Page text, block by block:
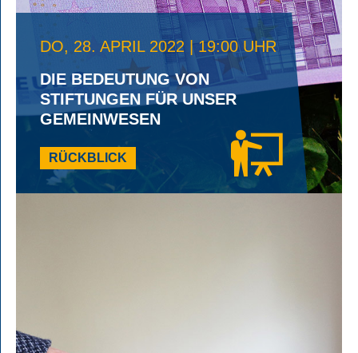
DO, 28. APRIL 2022 | 19:00 UHR
DIE BEDEUTUNG VON
STIFTUNGEN FÜR UNSER
GEMEINWESEN
RÜCKBLICK